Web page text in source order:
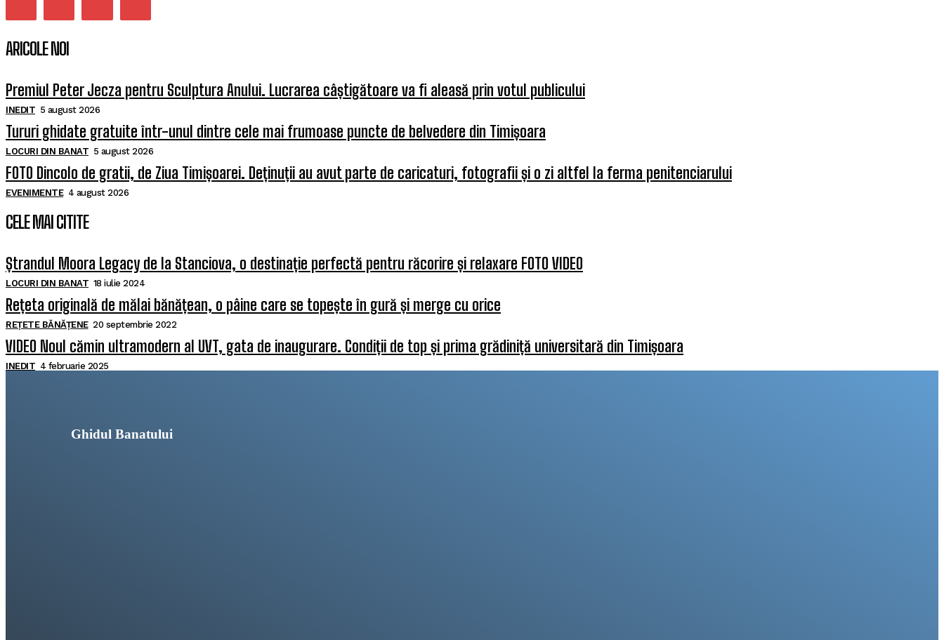
ARICOLE NOI
Premiul Peter Jecza pentru Sculptura Anului. Lucrarea câștigătoare va fi aleasă prin votul publicului
INEDIT 5 august 2026
Tururi ghidate gratuite într-unul dintre cele mai frumoase puncte de belvedere din Timișoara
LOCURI DIN BANAT 5 august 2026
FOTO Dincolo de gratii, de Ziua Timișoarei. Deținuții au avut parte de caricaturi, fotografii și o zi altfel la ferma penitenciarului
EVENIMENTE 4 august 2026
CELE MAI CITITE
Ștrandul Moora Legacy de la Stanciova, o destinație perfectă pentru răcorire și relaxare FOTO VIDEO
LOCURI DIN BANAT 18 iulie 2024
Rețeta originală de mălai bănățean, o pâine care se topește în gură și merge cu orice
REȚETE BĂNĂȚENE 20 septembrie 2022
VIDEO Noul cămin ultramodern al UVT, gata de inaugurare. Condiții de top și prima grădiniță universitară din Timișoara
INEDIT 4 februarie 2025
Ghidul Banatului